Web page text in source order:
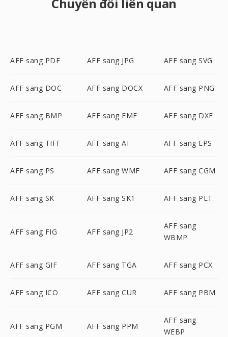
AFF sang PDF AFF sang JPG AFF sang SVG
AFF sang DOC AFF sang DOCX AFF sang PNG
AFF sang BMP AFF sang EMF AFF sang DXF
AFF sang TIFF AFF sang AI AFF sang EPS
AFF sang PS AFF sang WMF AFF sang CGM
AFF sang SK AFF sang SK1 AFF sang PLT
AFF sang FIG AFF sang JP2
AFF sang
WBMP
AFF sang GIF AFF sang TGA AFF sang PCX
AFF sang ICO AFF sang CUR AFF sang PBM
AFF sang PGM AFF sang PPM
AFF sang
WEBP